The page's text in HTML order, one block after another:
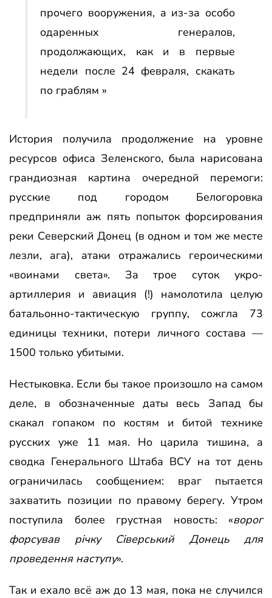
прочего вооружения, а из-за особо
одаренных генералов,
продолжающих, как и в первые
недели после 24 февраля, скакать
по граблям »
История получила продолжение на уровне
ресурсов офиса Зеленского, была нарисована
грандиозная картина очередной перемоги:
русские под городом Белогоровка
предприняли аж пять попыток форсирования
реки Северский Донец (в одном и том же месте
лезли, ага), атаки отражались героическими
«воинами света». За трое суток укро-
артиллерия и авиация (!) намолотила целую
батальонно-тактическую группу, сожгла 73
единицы техники, потери личного состава —
1500 только убитыми.
Нестыковка. Если бы такое произошло на самом
деле, в обозначенные даты весь Запад бы
скакал гопаком по костям и битой технике
русских уже 11 мая. Но царила тишина, а
сводка Генерального Штаба ВСУ на тот день
ограничилась сообщением: враг пытается
захватить позиции по правому берегу. Утром
поступила более грустная новость: «ворог
форсував річку Сіверський Донець для
проведення наступу».
Так и ехало всё аж до 13 мая, пока не случился